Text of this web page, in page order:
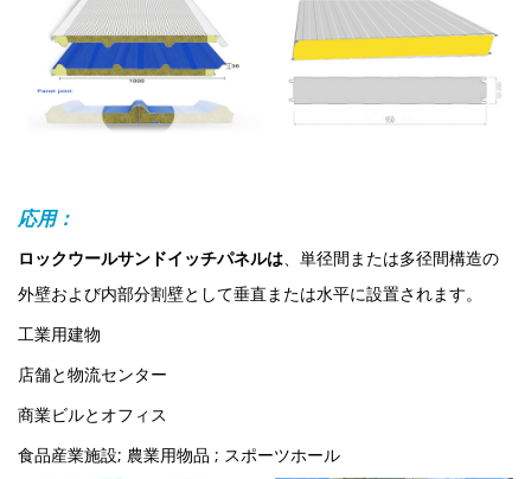
応用：
ロックウールサンドイッチパネルは 、単径間または多径間構造の
外壁および内部分割壁として垂直または水平に設置されます。
工業用建物
店舗と物流センター
商業ビルとオフィス
食品産業施設; 農業用物品 ; スポーツホール